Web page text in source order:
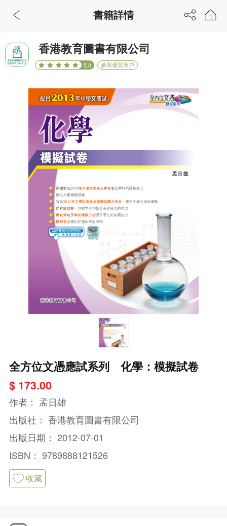
香港教育圖書有限公司
5.0 參與優質商戶
全方位文憑應試系列 化學：模擬試卷
$ 173.00
作者： 孟日雄
出版社： 香港教育圖書有限公司
出版日期： 2012-07-01
ISBN： 9789888121526
收藏
書籍詳情